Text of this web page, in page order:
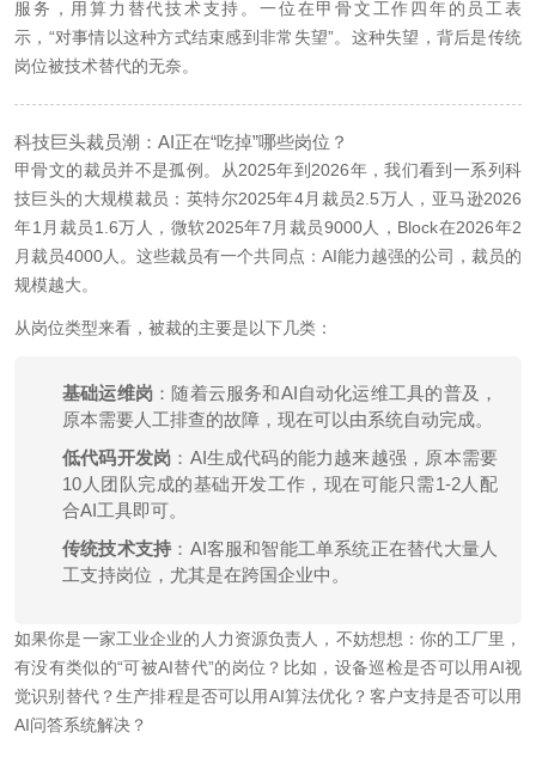
服务，用算力替代技术支持。一位在甲骨文工作四年的员工表
示，“对事情以这种方式结束感到非常失望”。这种失望，背后是传统
岗位被技术替代的无奈。
科技巨头裁员潮：AI正在“吃掉”哪些岗位？
甲骨文的裁员并不是孤例。从2025年到2026年，我们看到一系列科
技巨头的大规模裁员：英特尔2025年4月裁员2.5万人，亚马逊2026
年1月裁员1.6万人，微软2025年7月裁员9000人，Block在2026年2
月裁员4000人。这些裁员有一个共同点：AI能力越强的公司，裁员的
规模越大。
从岗位类型来看，被裁的主要是以下几类：
基础运维岗 ：随着云服务和AI自动化运维工具的普及，
原本需要人工排查的故障，现在可以由系统自动完成。
低代码开发岗 ：AI生成代码的能力越来越强，原本需要
10人团队完成的基础开发工作，现在可能只需1-2人配
合AI工具即可。
传统技术支持 ：AI客服和智能工单系统正在替代大量人
工支持岗位，尤其是在跨国企业中。
如果你是一家工业企业的人力资源负责人，不妨想想：你的工厂里，
有没有类似的“可被AI替代”的岗位？比如，设备巡检是否可以用AI视
觉识别替代？生产排程是否可以用AI算法优化？客户支持是否可以用
AI问答系统解决？